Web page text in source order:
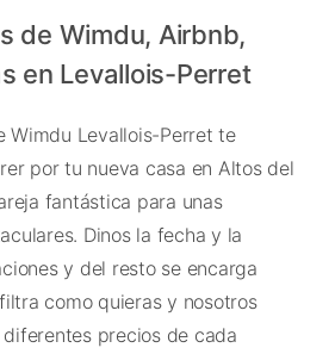
de Wimdu, Airbnb,
en Levallois-Perret
Wimdu Levallois-Perret te
por tu nueva casa en Altos del
fantástica para unas
Dinos la fecha y la
y del resto se encarga
como quieras y nosotros
precios de cada